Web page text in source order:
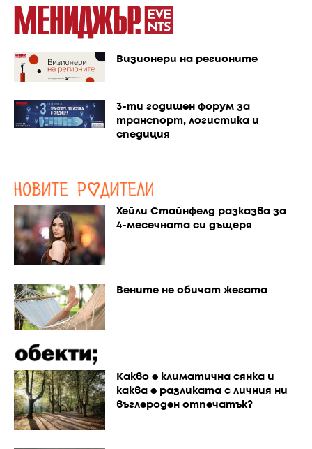
Визионери на регионите
3-ти годишен форум за
транспорт, логистика и
спедиция
Хейли Стайнфелд разказва за
4-месечната си дъщеря
Вените не обичат жегата
Каквo е климатична сянка и
каква е разликата с личния ни
въглероден отпечатък?